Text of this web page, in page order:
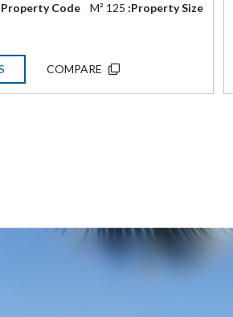
Property Size:
125 M²
Property Code: